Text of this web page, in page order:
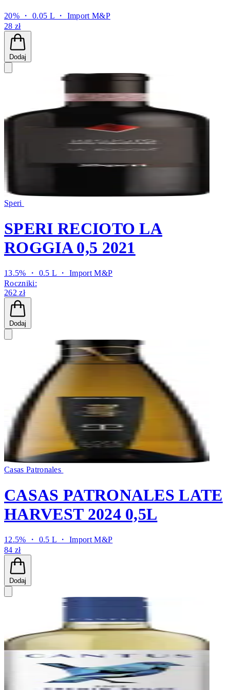
20% ・ 0.05 L ・ Import M&P
28 zł
Dodaj
Speri
SPERI RECIOTO LA
ROGGIA 0,5 2021
13.5% ・ 0.5 L ・Import M&P
Roczniki:
262 zł
Dodaj
Casas Patronales
CASAS PATRONALES LATE
HARVEST 2024 0,5L
12.5% ・ 0.5 L ・Import M&P
84 zł
Dodaj